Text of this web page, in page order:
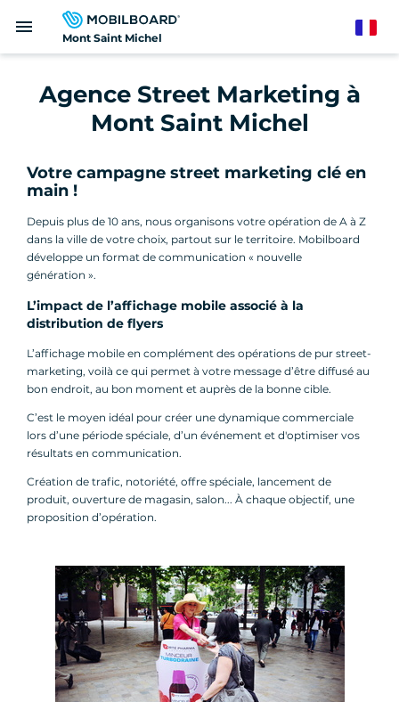
Mont Saint Michel
menu
Agence Street Marketing à
Mont Saint Michel
Votre campagne street marketing clé en
main !
Depuis plus de 10 ans, nous organisons votre opération de A à Z
dans la ville de votre choix, partout sur le territoire. Mobilboard
développe un format de communication « nouvelle
génération ».
L’impact de l’affichage mobile associé à la
distribution de flyers
L’affichage mobile en complément des opérations de pur street-
marketing, voilà ce qui permet à votre message d’être diffusé au
bon endroit, au bon moment et auprès de la bonne cible.
C’est le moyen idéal pour créer une dynamique commerciale
lors d’une période spéciale, d’un événement et d'optimiser vos
résultats en communication.
Création de trafic, notoriété, offre spéciale, lancement de
produit, ouverture de magasin, salon... À chaque objectif, une
proposition d’opération.